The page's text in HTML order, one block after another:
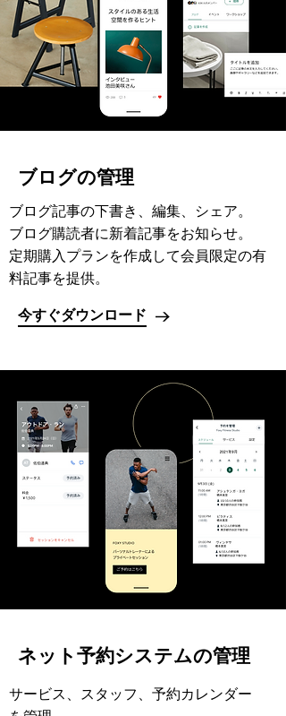
ブログの管理
ブログ記事の下書き、編集、シェア。
ブログ購読者に新着記事をお知らせ。
定期購入プランを作成して会員限定の有
料記事を提供。
今すぐダウンロード
ネット予約システムの管理
サービス、スタッフ、予約カレンダー